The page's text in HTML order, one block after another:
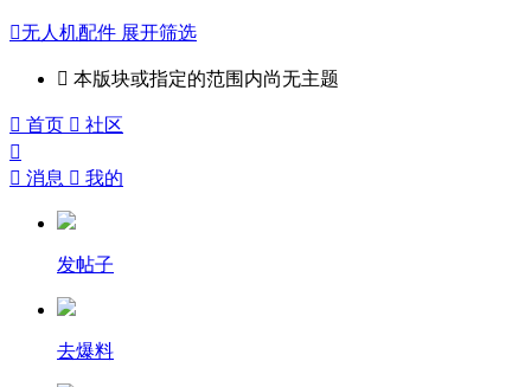
无人机配件 展开筛选
 本版块或指定的范围内尚无主题
 首页  社区

 消息  我的
发帖子
去爆料